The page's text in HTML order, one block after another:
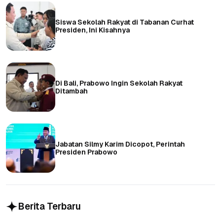
Siswa Sekolah Rakyat di Tabanan Curhat
Presiden, Ini Kisahnya
Di Bali, Prabowo Ingin Sekolah Rakyat
Ditambah
Jabatan Silmy Karim Dicopot, Perintah
Presiden Prabowo
Berita Terbaru